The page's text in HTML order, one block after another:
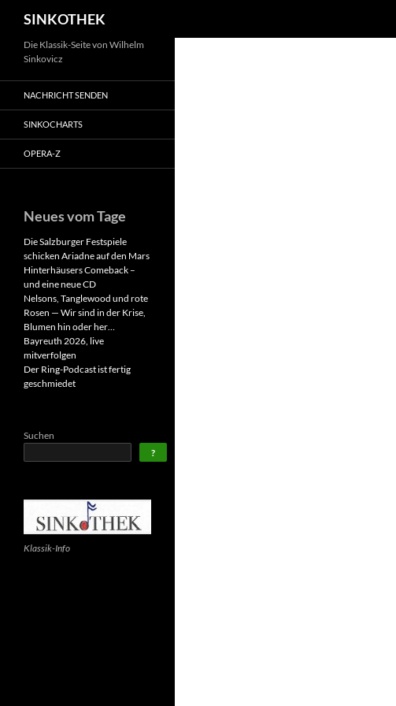
Inhalt
springen
SINKOTHEK
Die Klassik-Seite von Wilhelm
Sinkovicz
NACHRICHT SENDEN
SINKOCHARTS
OPERA-Z
Neues vom Tage
Die Salzburger Festspiele
schicken Ariadne auf den Mars
Hinterhäusers Comeback –
und eine neue CD
Nelsons, Tanglewood und rote
Rosen — Wir sind in der Krise,
Blumen hin oder her…
Bayreuth 2026, live
mitverfolgen
Der Ring-Podcast ist fertig
geschmiedet
Suchen
?
Klassik-Info